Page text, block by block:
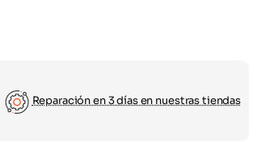
Reparación en 3 días en nuestras tiendas